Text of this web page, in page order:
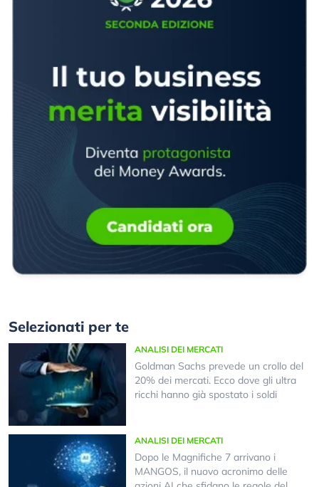
Selezionati per te
ANALISI DEI MERCATI
Goldman Sachs prevede un crollo del
20% dei mercati. Ecco dove gli ultra
ricchi hanno già spostato i soldi
ANALISI DEI MERCATI
Dopo le Magnifiche 7 arrivano i
MANGOS, il nuovo acronimo delle